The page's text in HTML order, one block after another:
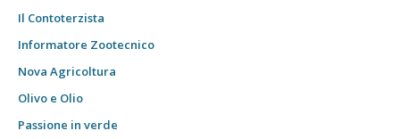
Il Contoterzista
Informatore Zootecnico
Nova Agricoltura
Olivo e Olio
Passione in verde